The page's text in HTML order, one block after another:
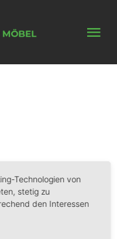
Technologien von
stetig zu
den Interessen